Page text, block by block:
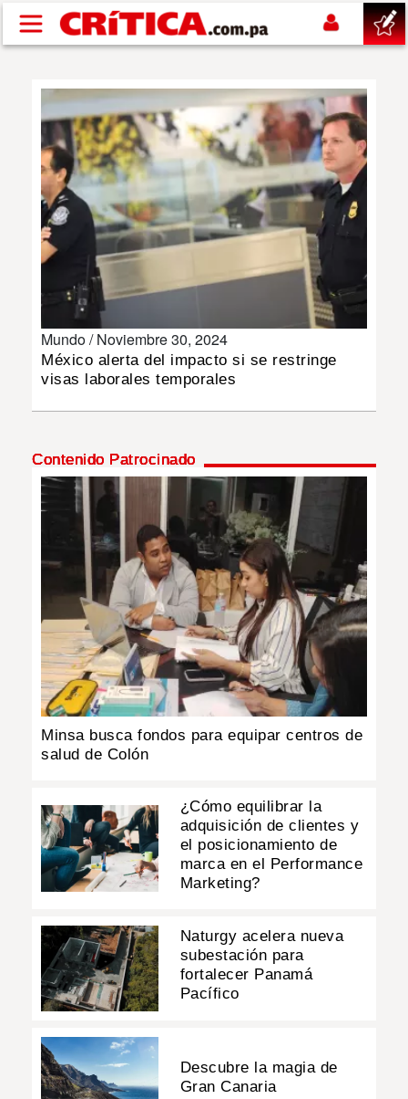
Pasar al contenido principal
SUCESOS
NACIONAL
POLÍTICA
DEPORTES
MULTIMEDIA
Mundo /Noviembre 30, 2024
México alerta del impacto si se restringe
visas laborales temporales
Contenido Patrocinado
Minsa busca fondos para equipar centros de
salud de Colón
¿Cómo equilibrar la
adquisición de clientes y
el posicionamiento de
marca en el Performance
Marketing?
Naturgy acelera nueva
subestación para
fortalecer Panamá
Pacífico
Descubre la magia de
Gran Canaria